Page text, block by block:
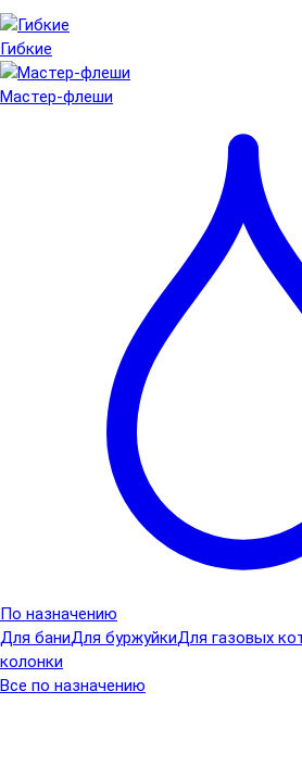
Гибкие
Мастер-флеши
По назначению
Для баниДля буржуйкиДля газовых
колонки
Все по назначению